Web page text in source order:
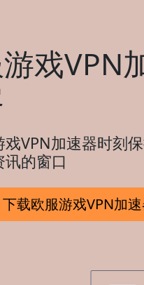
戏VPN
VPN加速器时刻
的窗口
下载欧服游戏VPN加